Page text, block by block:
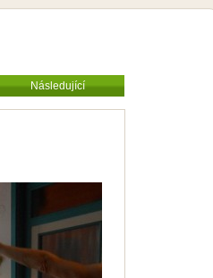
Následující